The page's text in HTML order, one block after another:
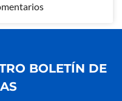
BOLETÍN DE